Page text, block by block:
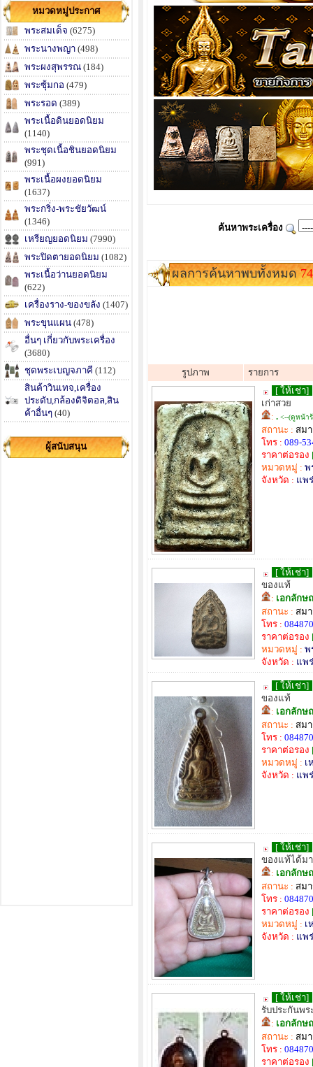
หมวดหมู่ประกาศ
พระสมเด็จ (6275)
พระนางพญา (498)
พระผงสุพรรณ (184)
พระซุ้มกอ (479)
พระรอด (389)
พระเนื้อดินยอดนิยม
(1140)
พระชุดเนื้อชินยอดนิยม
(991)
พระเนื้อผงยอดนิยม
(1637)
พระกริ่ง-พระชัยวัฒน์
(1346)
เหรียญยอดนิยม (7990)
พระปิดตายอดนิยม (1082)
พระเนื้อว่านยอดนิยม
(622)
เครื่องราง-ของขลัง (1407)
พระขุนแผน (478)
อื่นๆ เกี่ยวกับพระเครื่อง
(3680)
ชุดพระเบญจภาคี (112)
สินค้าวินเทจ,เครื่อง
ประดับ,กล้องดิจิตอล,สิน
ค้าอื่นๆ (40)
ผู้สนับสนุน
ค้นหาพระเครื่อง
ผลการค้นหาพบทั้งหมด74
รูปภาพ
รายการ
[ ให้เช่า]
เก่าสวย
: . <--(ดูหน้า
สถานะ : สม
โทร : 089-
ราคาต่อรอง
หมวดหมู่ : พ
จังหวัด : แพร่
[ ให้เช่า]
ของแท้
: เอกลักษ
สถานะ : สม
โทร :
ราคาต่อรอง
หมวดหมู่ : พ
จังหวัด : แพร่
[ ให้เช่า]
ของแท้
: เอกลักษ
สถานะ : สม
โทร :
ราคาต่อรอง
หมวดหมู่ : เ
จังหวัด : แพร่
[ ให้เช่า]
ของแท้ได้ม
: เอกลักษ
สถานะ : สม
โทร :
ราคาต่อรอง
หมวดหมู่ : เ
จังหวัด : แพร่
[ ให้เช่า]
รับประกันพร
: เอกลักษ
สถานะ : สม
โทร :
ราคาต่อรอง